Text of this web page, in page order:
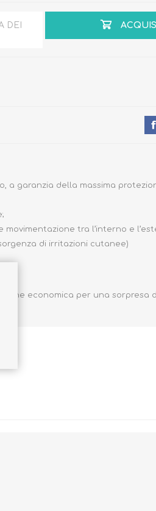
DEI
a garanzia della massima
tra l’interno e
di irritazioni cutanee)
economica per una sorpresa